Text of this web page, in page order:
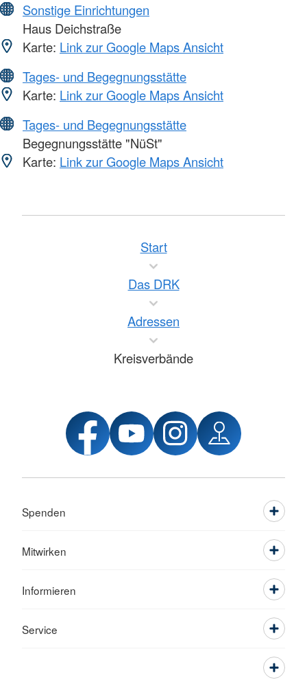
Sonstige Einrichtungen
Haus Deichstraße
Karte: Link zur Google Maps Ansicht
Tages- und Begegnungsstätte
Karte: Link zur Google Maps Ansicht
Tages- und Begegnungsstätte
Begegnungsstätte "NüSt"
Karte: Link zur Google Maps Ansicht
Start
Das DRK
Adressen
Kreisverbände
Spenden
Mitwirken
Informieren
Service